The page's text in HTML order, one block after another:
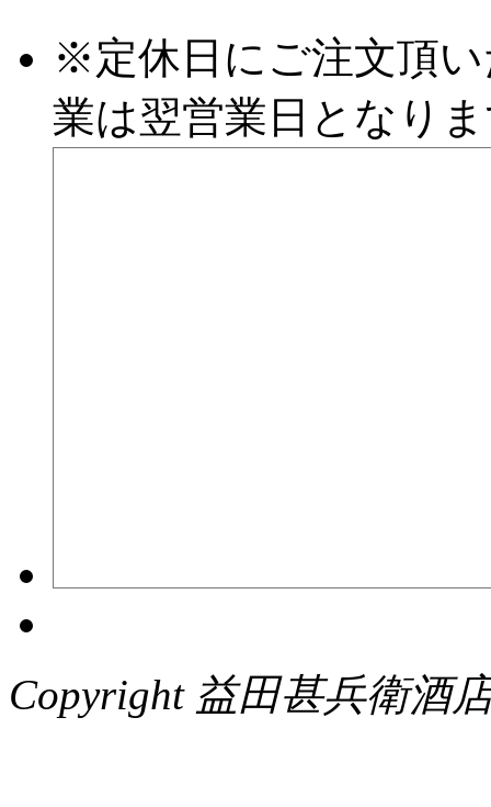
※定休日にご注文頂
業は翌営業日となり
Copyright 益田甚兵衛酒